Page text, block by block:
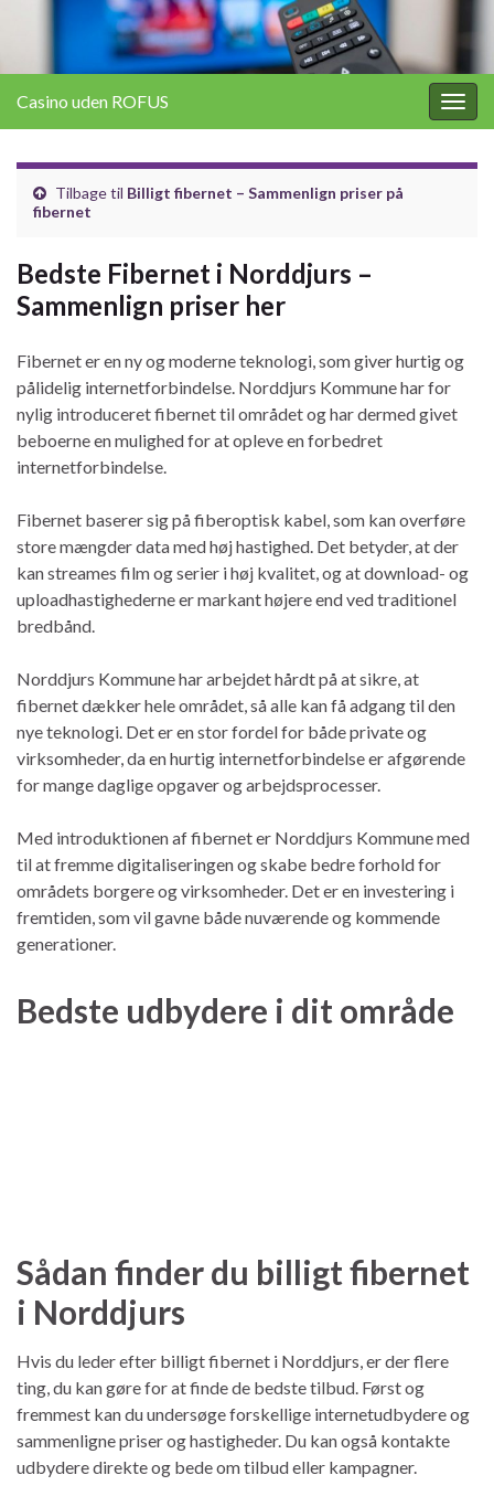
Casino uden ROFUS
Tilbage til Billigt fibernet – Sammenlign priser på
fibernet
Bedste Fibernet i Norddjurs –
Sammenlign priser her
Fibernet er en ny og moderne teknologi, som giver hurtig og
pålidelig internetforbindelse. Norddjurs Kommune har for
nylig introduceret fibernet til området og har dermed givet
beboerne en mulighed for at opleve en forbedret
internetforbindelse.
Fibernet baserer sig på fiberoptisk kabel, som kan overføre
store mængder data med høj hastighed. Det betyder, at der
kan streames film og serier i høj kvalitet, og at download- og
uploadhastighederne er markant højere end ved traditionel
bredbånd.
Norddjurs Kommune har arbejdet hårdt på at sikre, at
fibernet dækker hele området, så alle kan få adgang til den
nye teknologi. Det er en stor fordel for både private og
virksomheder, da en hurtig internetforbindelse er afgørende
for mange daglige opgaver og arbejdsprocesser.
Med introduktionen af fibernet er Norddjurs Kommune med
til at fremme digitaliseringen og skabe bedre forhold for
områdets borgere og virksomheder. Det er en investering i
fremtiden, som vil gavne både nuværende og kommende
generationer.
Bedste udbydere i dit område
Sådan finder du billigt fibernet
i Norddjurs
Hvis du leder efter billigt fibernet i Norddjurs, er der flere
ting, du kan gøre for at finde de bedste tilbud. Først og
fremmest kan du undersøge forskellige internetudbydere og
sammenligne priser og hastigheder. Du kan også kontakte
udbydere direkte og bede om tilbud eller kampagner.